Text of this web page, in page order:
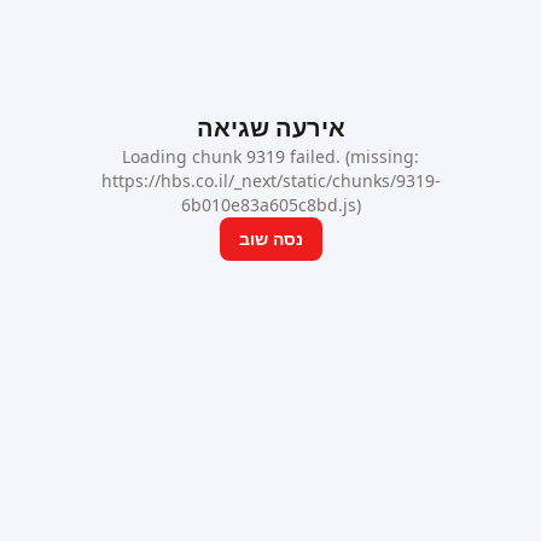
אירעה שגיאה
Loading chunk 9319 failed. (missing:
https://hbs.co.il/_next/static/chunks/9319-
6b010e83a605c8bd.js)